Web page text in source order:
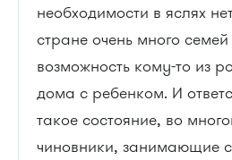
необходимости в яслях
стране очень много
возможность кому-то из
дома с ребенком. И
такое состояние, во
чиновники, занимающие